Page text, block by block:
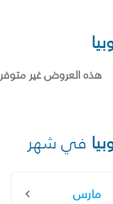
هذه العروض غير
في شهر
مارس